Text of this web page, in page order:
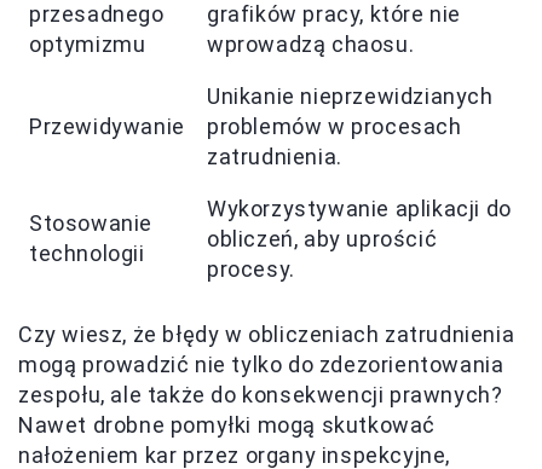
przesadnego
optymizmu
grafików pracy, które nie
wprowadzą chaosu.
Przewidywanie
Unikanie nieprzewidzianych
problemów w procesach
zatrudnienia.
Stosowanie
technologii
Wykorzystywanie aplikacji do
obliczeń, aby uprościć
procesy.
Czy wiesz, że błędy w obliczeniach zatrudnienia
mogą prowadzić nie tylko do zdezorientowania
zespołu, ale także do konsekwencji prawnych?
Nawet drobne pomyłki mogą skutkować
nałożeniem kar przez organy inspekcyjne,